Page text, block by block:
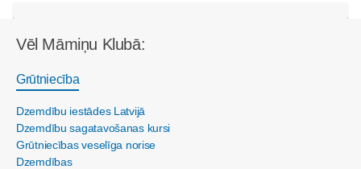
Vēl Māmiņu Klubā:
Grūtniecība
Dzemdību iestādes Latvijā
Dzemdību sagatavošanas kursi
Grūtniecības veselīga norise
Dzemdības